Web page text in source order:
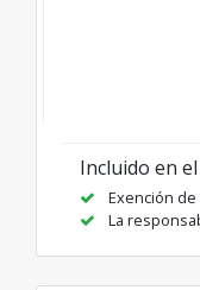
Incluido en
Exención
La